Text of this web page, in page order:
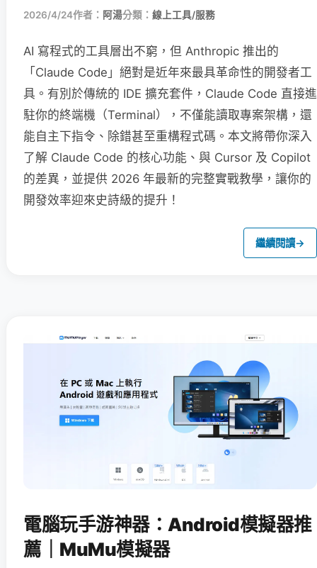
2026/4/24作者： 阿湯分類： 線上工具/服務
AI 寫程式的工具層出不窮，但 Anthropic 推出的
「Claude Code」絕對是近年來最具革命性的開發者工
具。有別於傳統的 IDE 擴充套件，Claude Code 直接進
駐你的終端機（Terminal），不僅能讀取專案架構，還
能自主下指令、除錯甚至重構程式碼。本文將帶你深入
了解 Claude Code 的核心功能、與 Cursor 及 Copilot
的差異，並提供 2026 年最新的完整實戰教學，讓你的
開發效率迎來史詩級的提升！
繼續閱讀→
電腦玩手游神器：Android模擬器推
薦｜MuMu模擬器